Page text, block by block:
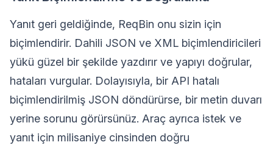
Yanıt geri geldiğinde, ReqBin onu sizin için
biçimlendirir. Dahili JSON ve XML biçimlendiricileri
yükü güzel bir şekilde yazdırır ve yapıyı doğrular,
hataları vurgular. Dolayısıyla, bir API hatalı
biçimlendirilmiş JSON döndürürse, bir metin duvarı
yerine sorunu görürsünüz. Araç ayrıca istek ve
yanıt için milisaniye cinsinden doğru